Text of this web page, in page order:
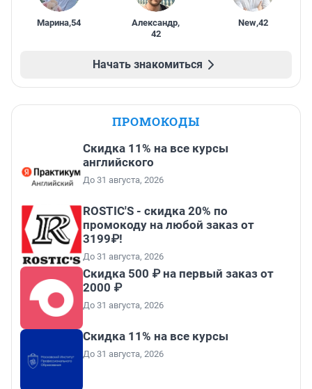
Марина,54 Александр,
42
New,42
Начать знакомиться
ПРОМОКОДЫ
Скидка 11% на все курсы
английского
До 31 августа, 2026
ROSTIC'S - скидка 20% по
промокоду на любой заказ от
3199₽!
До 31 августа, 2026
Скидка 500 ₽ на первый заказ от
2000 ₽
До 31 августа, 2026
Скидка 11% на все курсы
До 31 августа, 2026